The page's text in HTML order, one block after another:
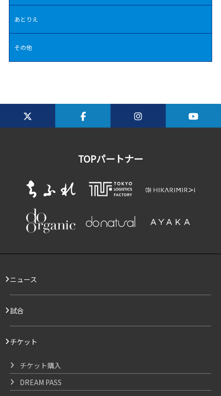
あとりえ
その他
TOPパートナー
ニュース
試合
チケット
チケット購入
DREAM PASS